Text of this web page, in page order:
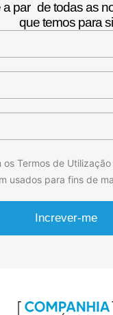
a par de todas as
que temos para si
os Termos de
usados para fins de
Increver-me